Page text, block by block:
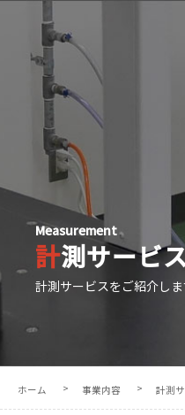
Measurement
計測サービ
計測サービスをご紹介しま
ホーム 事業内容 計測